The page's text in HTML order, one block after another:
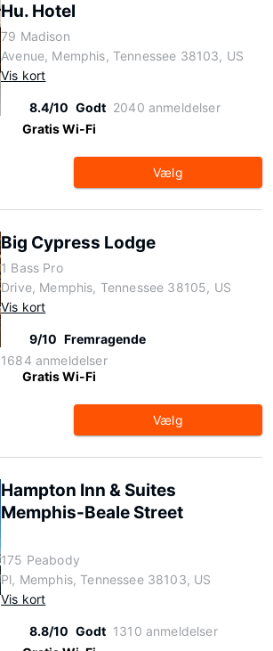
Hu. Hotel
79 Madison
Avenue, Memphis, Tennessee 38103, US
Vis kort
8.4/10 Godt 2040 anmeldelser
Gratis Wi-Fi
Vælg
Big Cypress Lodge
1 Bass Pro
Drive, Memphis, Tennessee 38105, US
Vis kort
9/10 Fremragende
1684 anmeldelser
Gratis Wi-Fi
Vælg
Hampton Inn & Suites
Memphis-Beale Street
175 Peabody
Pl, Memphis, Tennessee 38103, US
Vis kort
8.8/10 Godt 1310 anmeldelser